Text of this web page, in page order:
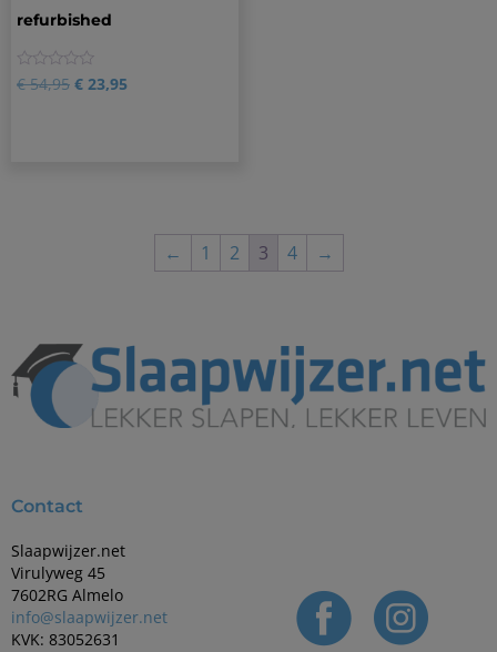
refurbished
0
€54,95 € 23,95
← 1 2 3 4 →
Contact
Slaapwijzer.net
Virulyweg 45
7602RG Almelo
info@slaapwijzer.net
KVK: 83052631